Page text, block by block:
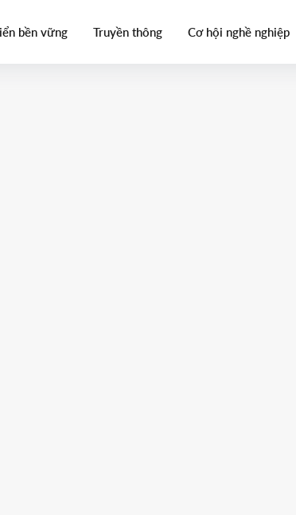
bền vững Truyền thông Cơ hội nghề nghiệp